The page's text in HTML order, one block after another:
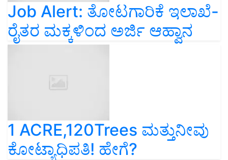
Job Alert: ತೋಟಗಾರಿಕೆ ಇಲಾಖೆ-
ರೈತರ ಮಕ್ಕಳಿಂದ ಅರ್ಜಿ ಆಹ್ವಾನ
1 ACRE,120Trees ಮತ್ತುನೀವು
ಕೋಟ್ಯಾಧಿಪತಿ! ಹೇಗೆ?